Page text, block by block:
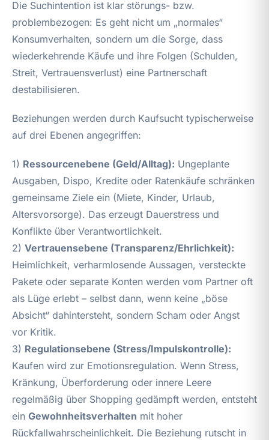
Die Suchintention ist klar störungs- bzw.
problembezogen: Es geht nicht um „normales“
Konsumverhalten, sondern um die Sorge, dass
wiederkehrende Käufe und ihre Folgen (Schulden,
Streit, Vertrauensverlust) eine Partnerschaft
destabilisieren.
Beziehungen werden durch Kaufsucht typischerweise
auf drei Ebenen angegriffen:
1) Ressourcenebene (Geld/Alltag): Ungeplante
Ausgaben, Dispo, Kredite oder Ratenkäufe schränken
gemeinsame Ziele ein (Miete, Kinder, Urlaub,
Altersvorsorge). Das erzeugt Dauerstress und
Konflikte über Verantwortlichkeit.
2) Vertrauensebene (Transparenz/Ehrlichkeit):
Heimlichkeit, verharmlosende Aussagen, versteckte
Pakete oder separate Konten werden vom Partner oft
als Lüge erlebt – selbst dann, wenn keine „böse
Absicht“ dahintersteht, sondern Scham oder Angst
vor Kritik.
3) Regulationsebene (Stress/Impulskontrolle):
Kaufen wird zur Emotionsregulation. Wenn Stress,
Kränkung, Überforderung oder innere Leere
regelmäßig über Shopping gedämpft werden, entsteht
ein Gewohnheitsverhalten mit hoher
Rückfallwahrscheinlichkeit. Die Beziehung rutscht in